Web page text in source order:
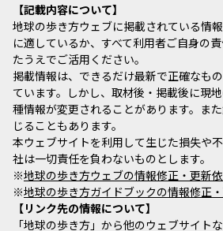
記載内容について
地球の歩き方ウェブに掲載されている情
に適しているか、すべて利用者ご自身の
たうえでご活用ください。
掲載情報は、できるだけ最新で正確なも
ています。しかし、取材後・掲載後に現
種情報が変更されることがあります。ま
じることもあります。
本ウェブサイトを利用して生じた損失や
社は一切責任を負わないものとします。
※地球の歩き方ウェブの情報修正・更新
※地球の歩き方ガイドブックの情報修正
リンク先の情報について
「地球の歩き方」から他のウェブサイト